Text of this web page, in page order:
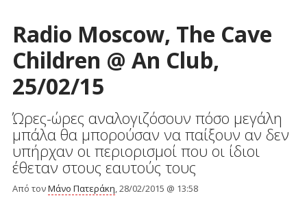
Radio Moscow, The Cave
Children @ An Club,
25/02/15
Ώρες-ώρες αναλογιζόσουν πόσο μεγάλη
μπάλα θα μπορούσαν να παίξουν αν δεν
υπήρχαν οι περιορισμοί που οι ίδιοι
έθεταν στους εαυτούς τους
Από τονΜάνο Πατεράκη, 28/02/2015 @ 13:58